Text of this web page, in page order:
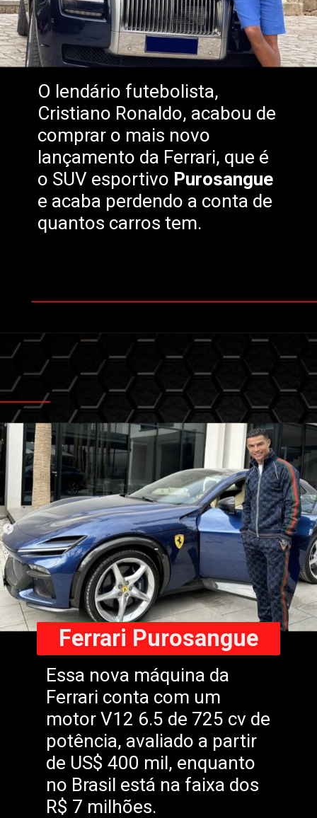
O lendário futebolista,
Cristiano Ronaldo, acabou de
comprar o mais novo
lançamento da Ferrari, que é
o SUV esportivo Purosangue
e acaba perdendo a conta de
quantos carros tem.
Essa nova máquina da
Ferrari conta com um
motor V12 6.5 de 725 cv de
potência, avaliado a partir
de US$ 400 mil, enquanto
no Brasil está na faixa dos
R$ 7 milhões.
Ferrari Purosangue